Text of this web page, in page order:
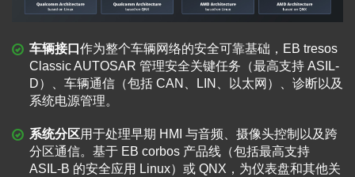
车辆接口 作为整个车辆网络的安全可靠基础，EB tresos
Classic AUTOSAR 管理安全关键任务（最高支持 ASIL-
D）、车辆通信（包括 CAN、LIN、以太网）、诊断以及
系统电源管理。
系统分区用于处理早期 HMI 与音频、摄像头控制以及跨
分区通信。基于 EB corbos 产品线（包括最高支持
ASIL-B 的安全应用 Linux）或 QNX，为仪表盘和其他关